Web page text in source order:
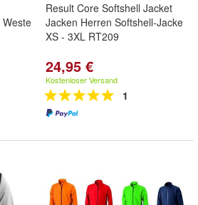
Result Core Softshell Jacket
Jacken Herren Softshell-Jacke
XS - 3XL RT209
24,95 €
Kostenloser Versand
1